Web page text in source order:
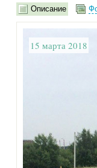
Описание
15 марта 2018